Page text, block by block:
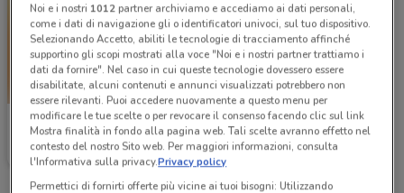
Tecnomat
Scade il 26/08 9 km
Noi e i nostri 1012partner archiviamo e accediamo ai dati personali,
come i dati di navigazione gli o identificatori univoci, sul tuo dispositivo.
Selezionando Accetto, abiliti le tecnologie di tracciamento affinché
supportino gli scopi mostrati alla voce "Noi e i nostri partner trattiamo i
dati da fornire". Nel caso in cui queste tecnologie dovessero essere
disabilitate, alcuni contenuti e annunci visualizzati potrebbero non
essere rilevanti. Puoi accedere nuovamente a questo menu per
modificare le tue scelte o per revocare il consenso facendo clic sul link
Mostra finalità in fondo alla pagina web. Tali scelte avranno effetto nel
contesto del nostro Sito web. Per maggiori informazioni, consulta
l'Informativa sulla privacy.Privacy policy
Permettici di fornirti offerte più vicine ai tuoi bisogni: Utilizzando